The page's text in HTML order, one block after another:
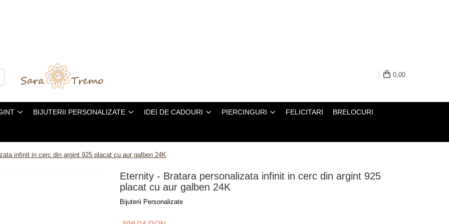
0,00
BIJUTERII PERSONALIZATE IDEI DE CADOURI PIERCINGURI FELICITARI BRELOCURI
infinit in cerc din argint 925 placat cu aur galben 24K
Eternity - Bratara personalizata infinit in cerc din argint 925
placat cu aur galben 24K
Bijuterii Personalizate